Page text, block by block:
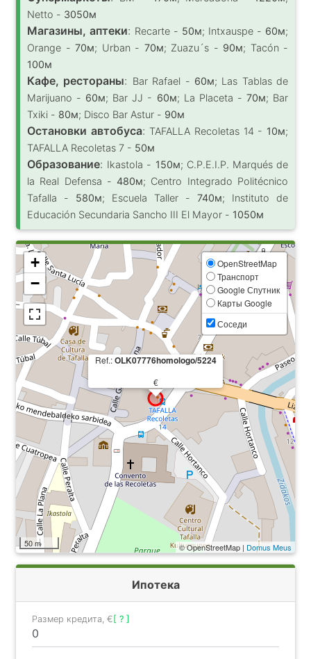
Netto - 3050м
Магазины, аптеки: Recarte - 50м; Intxauspe - 60м;
Orange - 70м; Urban - 70м; Zuazu´s - 90м; Tacón -
100м
Кафе, рестораны: Bar Rafael - 60м; Las Tablas de
Marijuano - 60м; Bar JJ - 60м; La Placeta - 70м; Bar
Txiki - 80м; Disco Bar Astur - 90м
Остановки автобуса: TAFALLA Recoletas 14 - 10м;
TAFALLA Recoletas 7 - 50м
Образование: Ikastola - 150м; C.P.E.I.P. Marqués de
la Real Defensa -480м; Centro Integrado Politécnico
Tafalla - 580м; Escuela Taller - 740м; Instituto de
Educación Secundaria Sancho III El Mayor - 1050м
Ref.:OLK07776homologo/5224
€
+
−
OpenStreetMap
Транспорт
Google Спутник
Карты Google
Соседи
50 m © OpenStreetMap | Domus Meus
Ипотека
Размер кредита, €[ ? ]